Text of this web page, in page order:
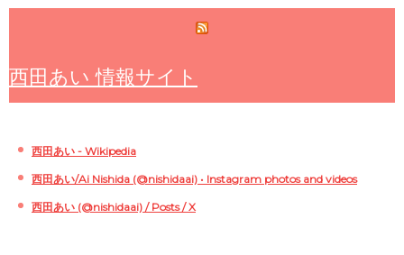
西田あい 情報サイト
西田あい - Wikipedia
西田あい/Ai Nishida (@nishidaai) • Instagram photos and videos
西田あい (@nishidaai) / Posts / X